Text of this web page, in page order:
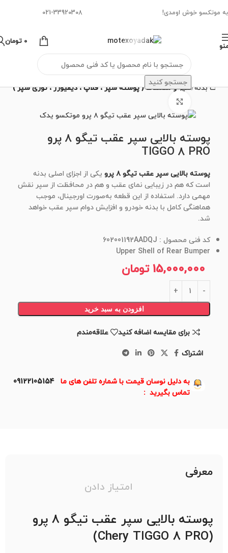
به موتکسو خوش اومدی! 021-33920308
0 تومان
جستجو کنید بدنه سپر و متعلقات ( پوسته سپر ، فلاپ ، دیفیوزر ، توری سپر )
پوسته بالایی سپر عقب تیگو ۸ پرو
TIGGO 8 PRO
پوسته بالایی سپر عقب تیگو ۸ پرو
یکی از اجزای اصلی بدنه
است که هم در زیبایی نمای عقب و هم در محافظت از سپر نقش
مهمی دارد. استفاده از این قطعه به‌صورت اورجینال، موجب
هماهنگی کامل با بدنه خودرو و افزایش دوام سپر عقب خواهد
شد.
کد فنی محصول : 602001192AADQJ
Upper Shell of Rear Bumper
15,000,000تومان
افزودن به سبد خرید
برای مقایسه اضافه کنید
علاقه‌مندم
اشتراک
به دلیل نوسان قیمت با شماره تلفن های ما
تماس بگیرید :
09122105154
معرفی
امتیاز دادن
پوسته بالایی سپر عقب تیگو ۸ پرو
(Chery TIGGO 8 PRO)